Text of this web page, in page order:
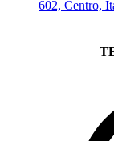
602, Centro,